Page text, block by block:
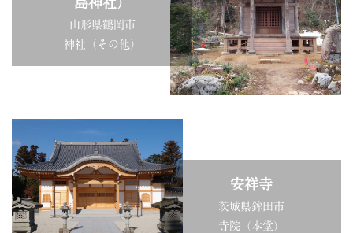
山形県鶴岡市
神社（その他）
安祥寺
茨城県鉾田市
寺院（本堂）